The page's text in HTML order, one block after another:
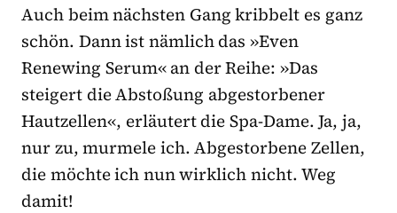
Auch beim nächsten Gang kribbelt es ganz
schön. Dann ist nämlich das »Even
Renewing Serum« an der Reihe: »Das
steigert die Abstoßung abgestorbener
Hautzellen«, erläutert die Spa-Dame. Ja, ja,
nur zu, murmele ich. Abgestorbene Zellen,
die möchte ich nun wirklich nicht. Weg
damit!